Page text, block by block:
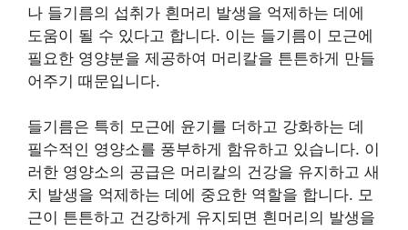
나 들기름의 섭취가 흰머리 발생을 억제하는 데에
도움이 될 수 있다고 합니다. 이는 들기름이 모근에
필요한 영양분을 제공하여 머리칼을 튼튼하게 만들
어주기 때문입니다.
들기름은 특히 모근에 윤기를 더하고 강화하는 데
필수적인 영양소를 풍부하게 함유하고 있습니다. 이
러한 영양소의 공급은 머리칼의 건강을 유지하고 새
치 발생을 억제하는 데에 중요한 역할을 합니다. 모
근이 튼튼하고 건강하게 유지되면 흰머리의 발생을